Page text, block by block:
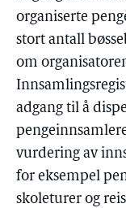
organiserte
stort antall
om
adgang til å
vurdering av
for eksempel
skoleturer og